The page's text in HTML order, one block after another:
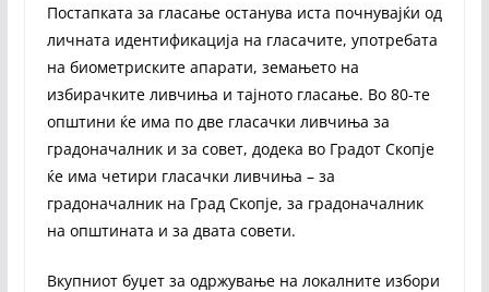
Постапката за гласање останува иста почнувајќи од
личната идентификација на гласачите, употребата
на биометриските апарати, земањето на
избирачките ливчиња и тајното гласање. Во 80-те
општини ќе има по две гласачки ливчиња за
градоначалник и за совет, додека во Градот Скопје
ќе има четири гласачки ливчиња – за
градоначалник на Град Скопје, за градоначалник
на општината и за двата совети.
Вкупниот буџет за одржување на локалните избори